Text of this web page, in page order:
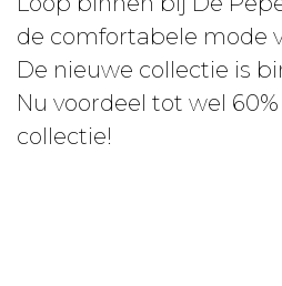
de comfortabele mode
De nieuwe collectie is
Nu voordeel tot wel
collectie!